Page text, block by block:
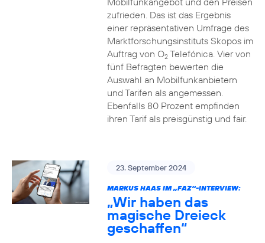
zufrieden. Das ist das Ergebnis
einer repräsentativen Umfrage des
Marktforschungsinstituts Skopos im
Auftrag von O2Telefónica. Vier von
fünf Befragten bewerten die
Auswahl an Mobilfunkanbietern
und Tarifen als angemessen.
Ebenfalls 80 Prozent empfinden
ihren Tarif als preisgünstig und fair.
23. September 2024
MARKUS HAAS IM „FAZ“-INTERVIEW:
„Wir haben das
magische Dreieck
geschaffen“